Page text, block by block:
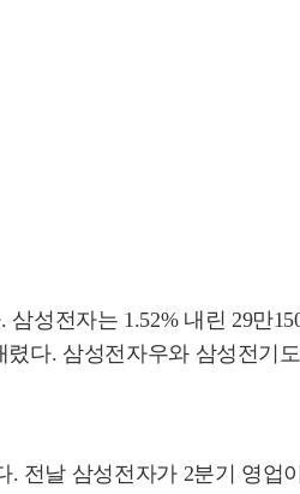
성전자는 1.52% 내린 29만
다. 삼성전자우와 삼성전기
전날 삼성전자가 2분기 영